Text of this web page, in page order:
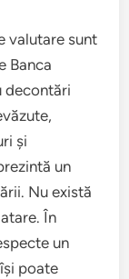
valutare sunt
Banca
decontări
și
un
Nu există
În
un
poate